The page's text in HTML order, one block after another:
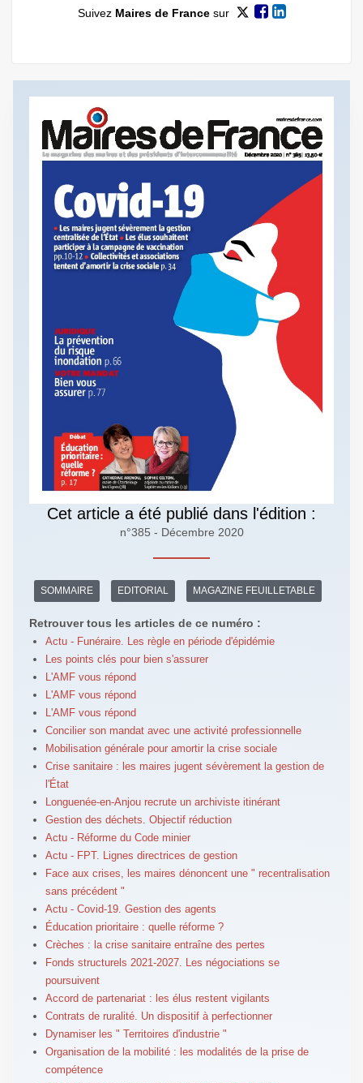
Suivez Maires de Francesur
Cet article a été publié dans l'édition :
n°385 - Décembre 2020
SOMMAIRE EDITORIAL MAGAZINE FEUILLETABLE
Retrouver tous les articles de ce numéro :
Actu - Funéraire. Les règle en période d'épidémie
Les points clés pour bien s'assurer
L'AMF vous répond
L'AMF vous répond
L'AMF vous répond
Concilier son mandat avec une activité professionnelle
Mobilisation générale pour amortir la crise sociale
Crise sanitaire : les maires jugent sévèrement la gestion de
l'État
Longuenée-en-Anjou recrute un archiviste itinérant
Gestion des déchets. Objectif réduction
Actu - Réforme du Code minier
Actu - FPT. Lignes directrices de gestion
Face aux crises, les maires dénoncent une " recentralisation
sans précédent "
Actu - Covid-19. Gestion des agents
Éducation prioritaire : quelle réforme ?
Crèches : la crise sanitaire entraîne des pertes
Fonds structurels 2021-2027. Les négociations se
poursuivent
Accord de partenariat : les élus restent vigilants
Contrats de ruralité. Un dispositif à perfectionner
Dynamiser les " Territoires d'industrie "
Organisation de la mobilité : les modalités de la prise de
compétence